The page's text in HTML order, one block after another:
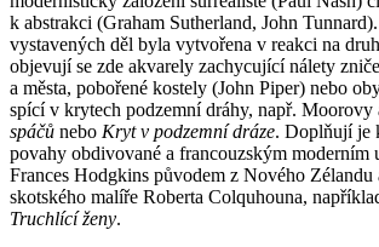
k abstrakci (Graham Sutherland, John
vystavených děl byla vytvořena v reakci na
objevují se zde akvarely zachycující nálety
a města, pobořené kostely (John Piper) nebo
spící v krytech podzemní dráhy, např. Moorovy
spáčů nebo Kryt v podzemní dráze. Doplňují je
povahy obdivované a francouzským moderním
Frances Hodgkins původem z Nového
skotského malíře Roberta Colquhouna,
Truchlící ženy.